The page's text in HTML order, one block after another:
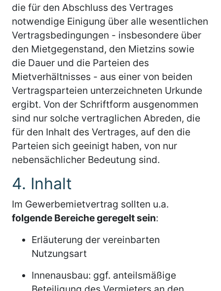
die für den Abschluss des Vertrages
notwendige Einigung über alle wesentlichen
Vertragsbedingungen - insbesondere über
den Mietgegenstand, den Mietzins sowie
die Dauer und die Parteien des
Mietverhältnisses - aus einer von beiden
Vertragsparteien unterzeichneten Urkunde
ergibt. Von der Schriftform ausgenommen
sind nur solche vertraglichen Abreden, die
für den Inhalt des Vertrages, auf den die
Parteien sich geeinigt haben, von nur
nebensächlicher Bedeutung sind.
4. Inhalt
Im Gewerbemietvertrag sollten u.a.
folgende Bereiche geregelt sein:
Erläuterung der vereinbarten
Nutzungsart
Innenausbau: ggf. anteilsmäßige